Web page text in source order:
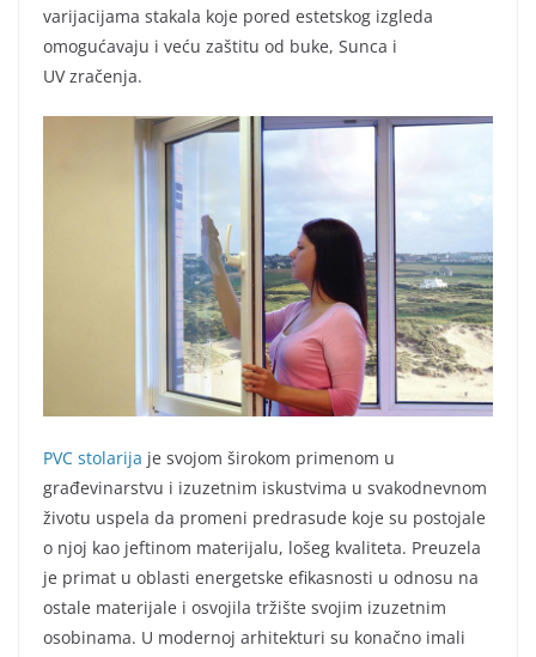
varijacijama stakala koje pored estetskog izgleda
omogućavaju i veću zaštitu od buke, Sunca i
UV zračenja.
PVC stolarija je svojom širokom primenom u
građevinarstvu i izuzetnim iskustvima u svakodnevnom
životu uspela da promeni predrasude koje su postojale
o njoj kao jeftinom materijalu, lošeg kvaliteta. Preuzela
je primat u oblasti energetske efikasnosti u odnosu na
ostale materijale i osvojila tržište svojim izuzetnim
osobinama. U modernoj arhitekturi su konačno imali